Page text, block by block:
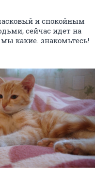
и спокойным
сейчас идет на
какие. знакомьтесь!